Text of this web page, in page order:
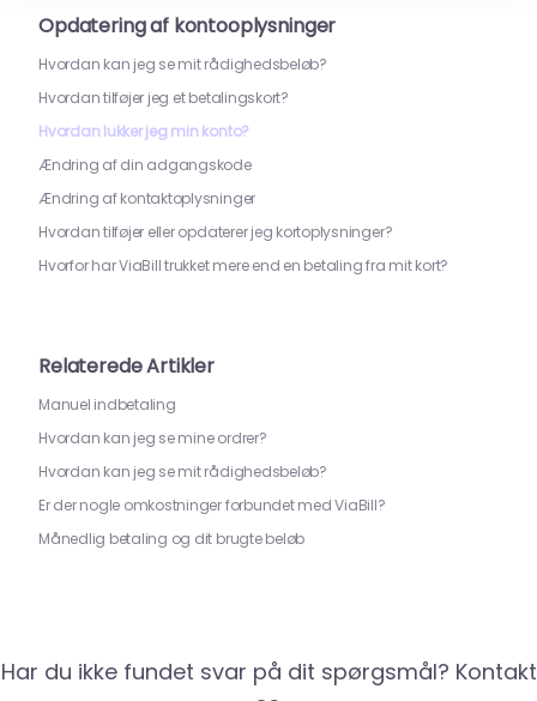
Opdatering af kontooplysninger
Hvordan kan jeg se mit rådighedsbeløb?
Hvordan tilføjer jeg et betalingskort?
Hvordan lukker jeg min konto?
Ændring af din adgangskode
Ændring af kontaktoplysninger
Hvordan tilføjer eller opdaterer jeg kortoplysninger?
Hvorfor har ViaBill trukket mere end en betaling fra mit kort?
Relaterede Artikler
Manuel indbetaling
Hvordan kan jeg se mine ordrer?
Hvordan kan jeg se mit rådighedsbeløb?
Er der nogle omkostninger forbundet med ViaBill?
Månedlig betaling og dit brugte beløb
Har du ikke fundet svar på dit spørgsmål? Kontakt